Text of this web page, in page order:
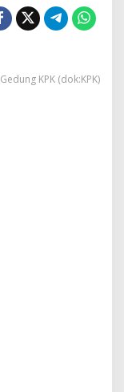
Gedung KPK (dok:KPK)